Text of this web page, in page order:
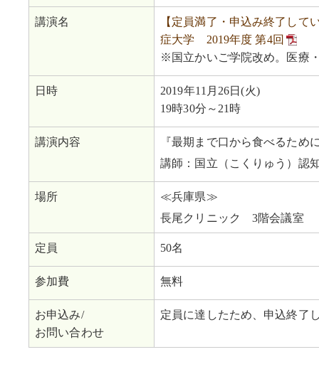
講演名
【定員満了・申込み終了して
症大学 2019年度 第4回
※国立かいご学院改め。医療
日時
2019年11月26日(火)
19時30分～21時
講演内容
『最期まで口から食べるため
講師：国立（こくりゅう）
場所
≪兵庫県≫
長尾クリニック 3階会議室
定員 50名
参加費 無料
お申込み/
お問い合わせ
定員に達したため、申込終了